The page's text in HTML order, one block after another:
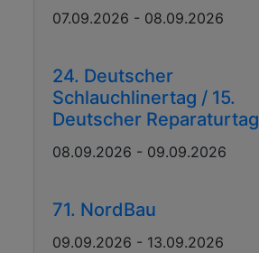
07.09.2026 - 08.09.2026
24. Deutscher
Schlauchlinertag / 15.
Deutscher Reparaturtag
08.09.2026 - 09.09.2026
71. NordBau
09.09.2026 - 13.09.2026